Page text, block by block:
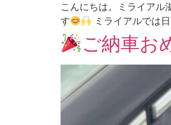
こんにちは。ミライアル
す
ミライアルでは
ご納車お